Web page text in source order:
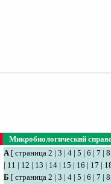
Микробиологический
А[ страница 2 | 3 | 4 | 5 | 6 | 7 | 8
| 11 | 12 | 13 | 14 | 15 | 16 | 17 |
Б [ страница 2 | 3 | 4 | 5 | 6 | 7 | 8